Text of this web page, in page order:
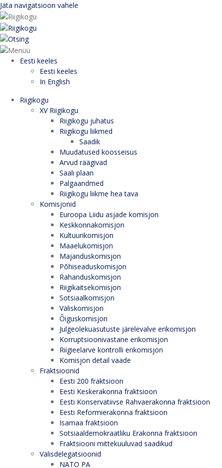
Jäta navigatsioon vahele
Eesti keeles
Eesti keeles
In English
Riigikogu
XV Riigikogu
Riigikogu juhatus
Riigikogu liikmed
Saadik
Muudatused koosseisus
Arvud räägivad
Saali plaan
Palgaandmed
Riigikogu liikme hea tava
Komisjonid
Euroopa Liidu asjade komisjon
Keskkonnakomisjon
Kultuurikomisjon
Maaelukomisjon
Majanduskomisjon
Põhiseaduskomisjon
Rahanduskomisjon
Riigikaitsekomisjon
Sotsiaalkomisjon
Väliskomisjon
Õiguskomisjon
Julgeolekuasutuste järelevalve erikomisjon
Korruptsioonivastane erikomisjon
Riigieelarve kontrolli erikomisjon
Komisjon detail vaade
Fraktsioonid
Eesti 200 fraktsioon
Eesti Keskerakonna fraktsioon
Eesti Konservatiivse Rahvaerakonna fraktsioon
Eesti Reformierakonna fraktsioon
Isamaa fraktsioon
Sotsiaaldemokraatliku Erakonna fraktsioon
Fraktsiooni mittekuuluvad saadikud
Välisdelegatsioonid
NATO PA